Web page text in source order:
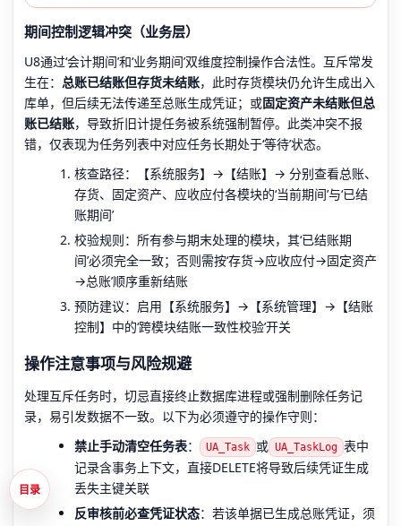
期间控制逻辑冲突（业务层）
U8通过‘会计期间’和‘业务期间’双维度控制操作合法性。互斥常发
生在： 总账已结账但存货未结账，此时存货模块仍允许生成出入
库单，但后续无法传递至总账生成凭证；或固定资产未结账但总
账已结账，导致折旧计提任务被系统强制暂停。此类冲突不报
错，仅表现为任务列表中对应任务长期处于‘等待’状态。
核查路径：【系统服务】→【结账】→ 分别查看总账、
存货、固定资产、应收应付各模块的‘当前期间’与‘已结
账期间’
校验规则：所有参与期末处理的模块，其‘已结账期
间’必须完全一致；否则需按‘存货→应收应付→固定资产
→总账’顺序重新结账
预防建议：启用【系统服务】→【系统管理】→【结账
控制】中的‘跨模块结账一致性校验’开关
操作注意事项与风险规避
处理互斥任务时，切忌直接终止数据库进程或强制删除任务记
录，易引发数据不一致。以下为必须遵守的操作守则：
禁止手动清空任务表： UA_Task 或 UA_TaskLog 表中
记录含事务上下文，直接DELETE将导致后续凭证生成
丢失主键关联
反审核前必查凭证状态：若该单据已生成总账凭证，须
目录